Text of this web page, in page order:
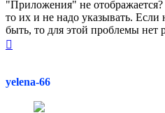
"Приложения" не
то их и не надо указывать. Если
быть, то для этой проблемы нет
yelena-66